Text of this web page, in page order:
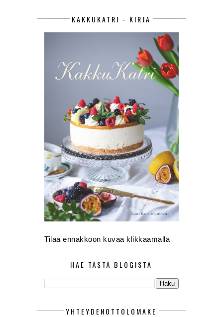
KAKKUKATRI - KIRJA
Tilaa ennakkoon kuvaa klikkaamalla
HAE TÄSTÄ BLOGISTA
YHTEYDENOTTOLOMAKE